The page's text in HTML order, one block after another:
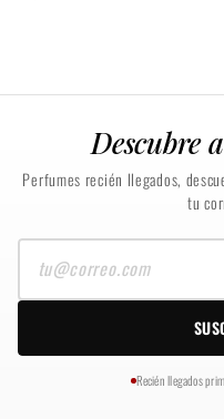
Descubre
Perfumes recién llegados,
tu
Tu
correo
Recién llegados